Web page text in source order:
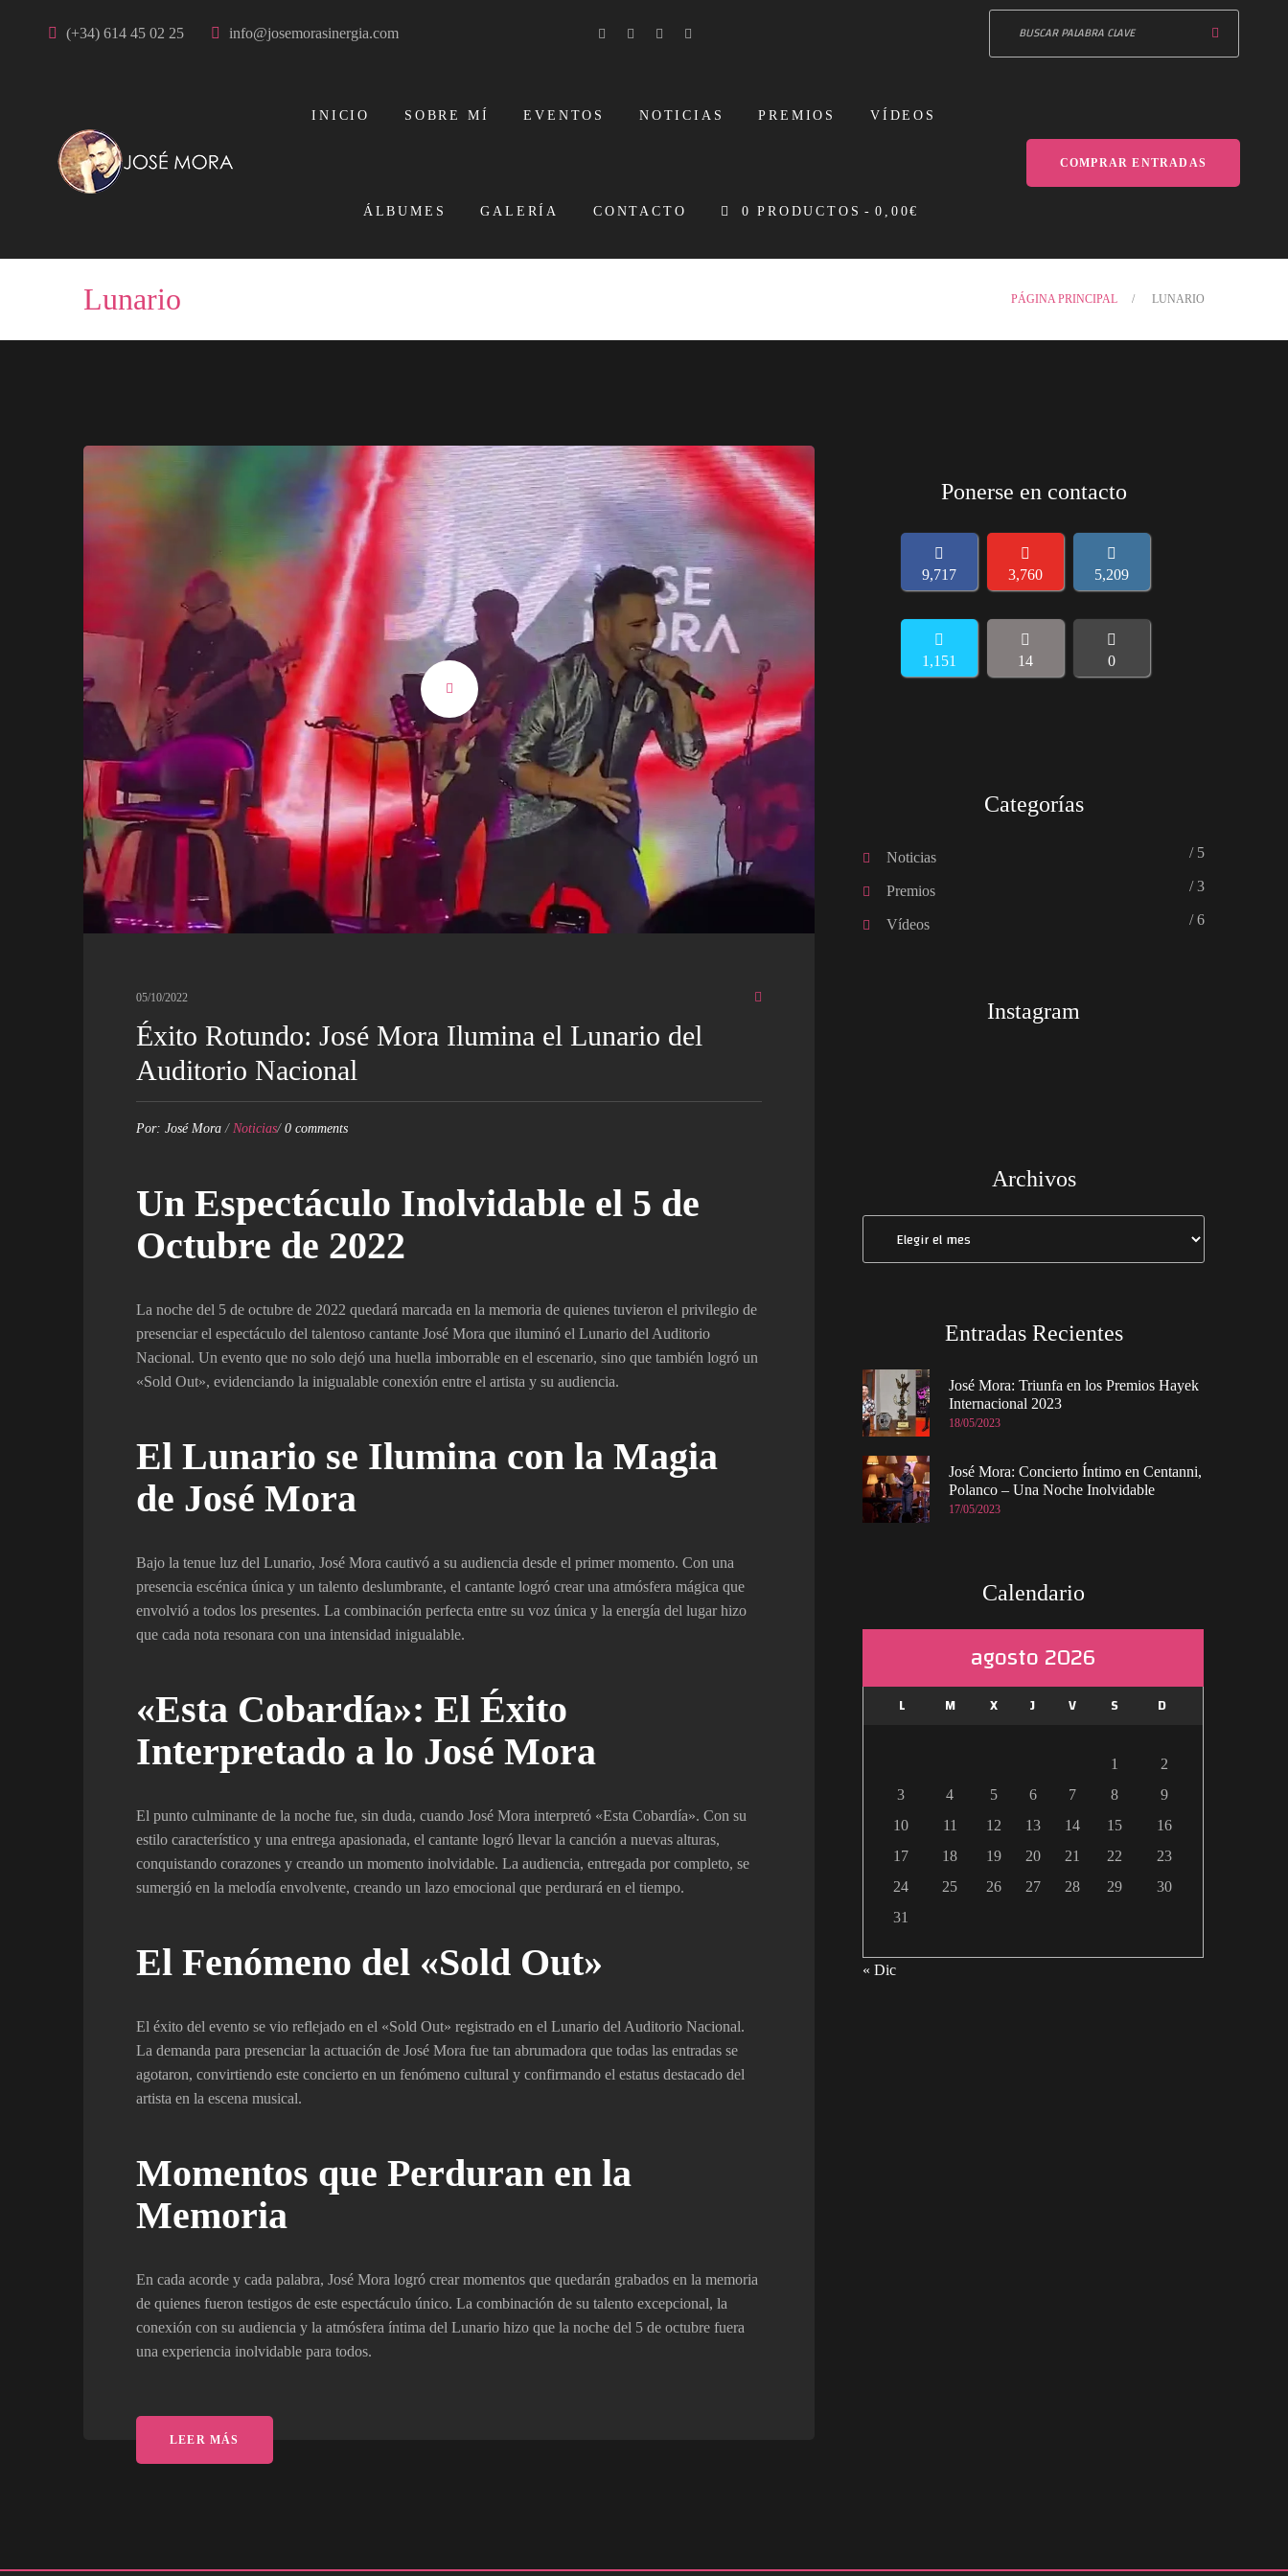
(+34) 614 45 02 25 info@josemorasinergia.com
INICIO SOBRE MÍ EVENTOS NOTICIAS PREMIOS VÍDEOS
ÁLBUMES GALERÍA CONTACTO 0 PRODUCTOS 0,00€
COMPRAR ENTRADAS
Lunario PÁGINA PRINCIPAL LUNARIO
05/10/2022
Éxito Rotundo: José Mora Ilumina el Lunario del
Auditorio Nacional
Por: José Mora / Noticias/ 0 comments
Un Espectáculo Inolvidable el 5 de
Octubre de 2022
La noche del 5 de octubre de 2022 quedará marcada en la memoria de quienes tuvieron el privilegio de
presenciar el espectáculo del talentoso cantante José Mora que iluminó el Lunario del Auditorio
Nacional. Un evento que no solo dejó una huella imborrable en el escenario, sino que también logró un
«Sold Out», evidenciando la inigualable conexión entre el artista y su audiencia.
El Lunario se Ilumina con la Magia
de José Mora
Bajo la tenue luz del Lunario, José Mora cautivó a su audiencia desde el primer momento. Con una
presencia escénica única y un talento deslumbrante, el cantante logró crear una atmósfera mágica que
envolvió a todos los presentes. La combinación perfecta entre su voz única y la energía del lugar hizo
que cada nota resonara con una intensidad inigualable.
«Esta Cobardía»: El Éxito
Interpretado a lo José Mora
El punto culminante de la noche fue, sin duda, cuando José Mora interpretó «Esta Cobardía». Con su
estilo característico y una entrega apasionada, el cantante logró llevar la canción a nuevas alturas,
conquistando corazones y creando un momento inolvidable. La audiencia, entregada por completo, se
sumergió en la melodía envolvente, creando un lazo emocional que perdurará en el tiempo.
El Fenómeno del «Sold Out»
El éxito del evento se vio reflejado en el «Sold Out» registrado en el Lunario del Auditorio Nacional.
La demanda para presenciar la actuación de José Mora fue tan abrumadora que todas las entradas se
agotaron, convirtiendo este concierto en un fenómeno cultural y confirmando el estatus destacado del
artista en la escena musical.
Momentos que Perduran en la
Memoria
En cada acorde y cada palabra, José Mora logró crear momentos que quedarán grabados en la memoria
de quienes fueron testigos de este espectáculo único. La combinación de su talento excepcional, la
conexión con su audiencia y la atmósfera íntima del Lunario hizo que la noche del 5 de octubre fuera
una experiencia inolvidable para todos.
LEER MÁS
Ponerse en contacto
9,717 3,760 5,209
1,151 14 0
Categorías
Noticias / 5
Premios / 3
Vídeos / 6
Instagram
Archivos
Entradas Recientes
José Mora: Triunfa en los Premios Hayek
Internacional 2023
18/05/2023
José Mora: Concierto Íntimo en Centanni,
Polanco – Una Noche Inolvidable
17/05/2023
Calendario
agosto 2026
L M X J V S D
1
2
3
4 5 6 7 8
9
10
11 12 13 14 15
16
17
18 19 20 21 22
23
24
25 26 27 28 29
30
31
« Dic